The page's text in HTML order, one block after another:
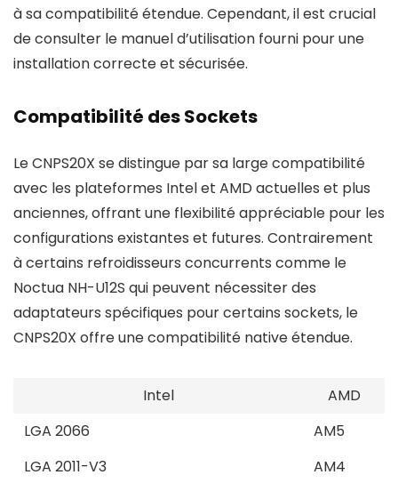
à sa compatibilité étendue. Cependant, il est crucial
de consulter le manuel d’utilisation fourni pour une
installation correcte et sécurisée.
Compatibilité des Sockets
Le CNPS20X se distingue par sa large compatibilité
avec les plateformes Intel et AMD actuelles et plus
anciennes, offrant une flexibilité appréciable pour les
configurations existantes et futures. Contrairement
à certains refroidisseurs concurrents comme le
Noctua NH-U12S qui peuvent nécessiter des
adaptateurs spécifiques pour certains sockets, le
CNPS20X offre une compatibilité native étendue.
Intel
AMD
LGA 2066
AM5
LGA 2011-V3
AM4